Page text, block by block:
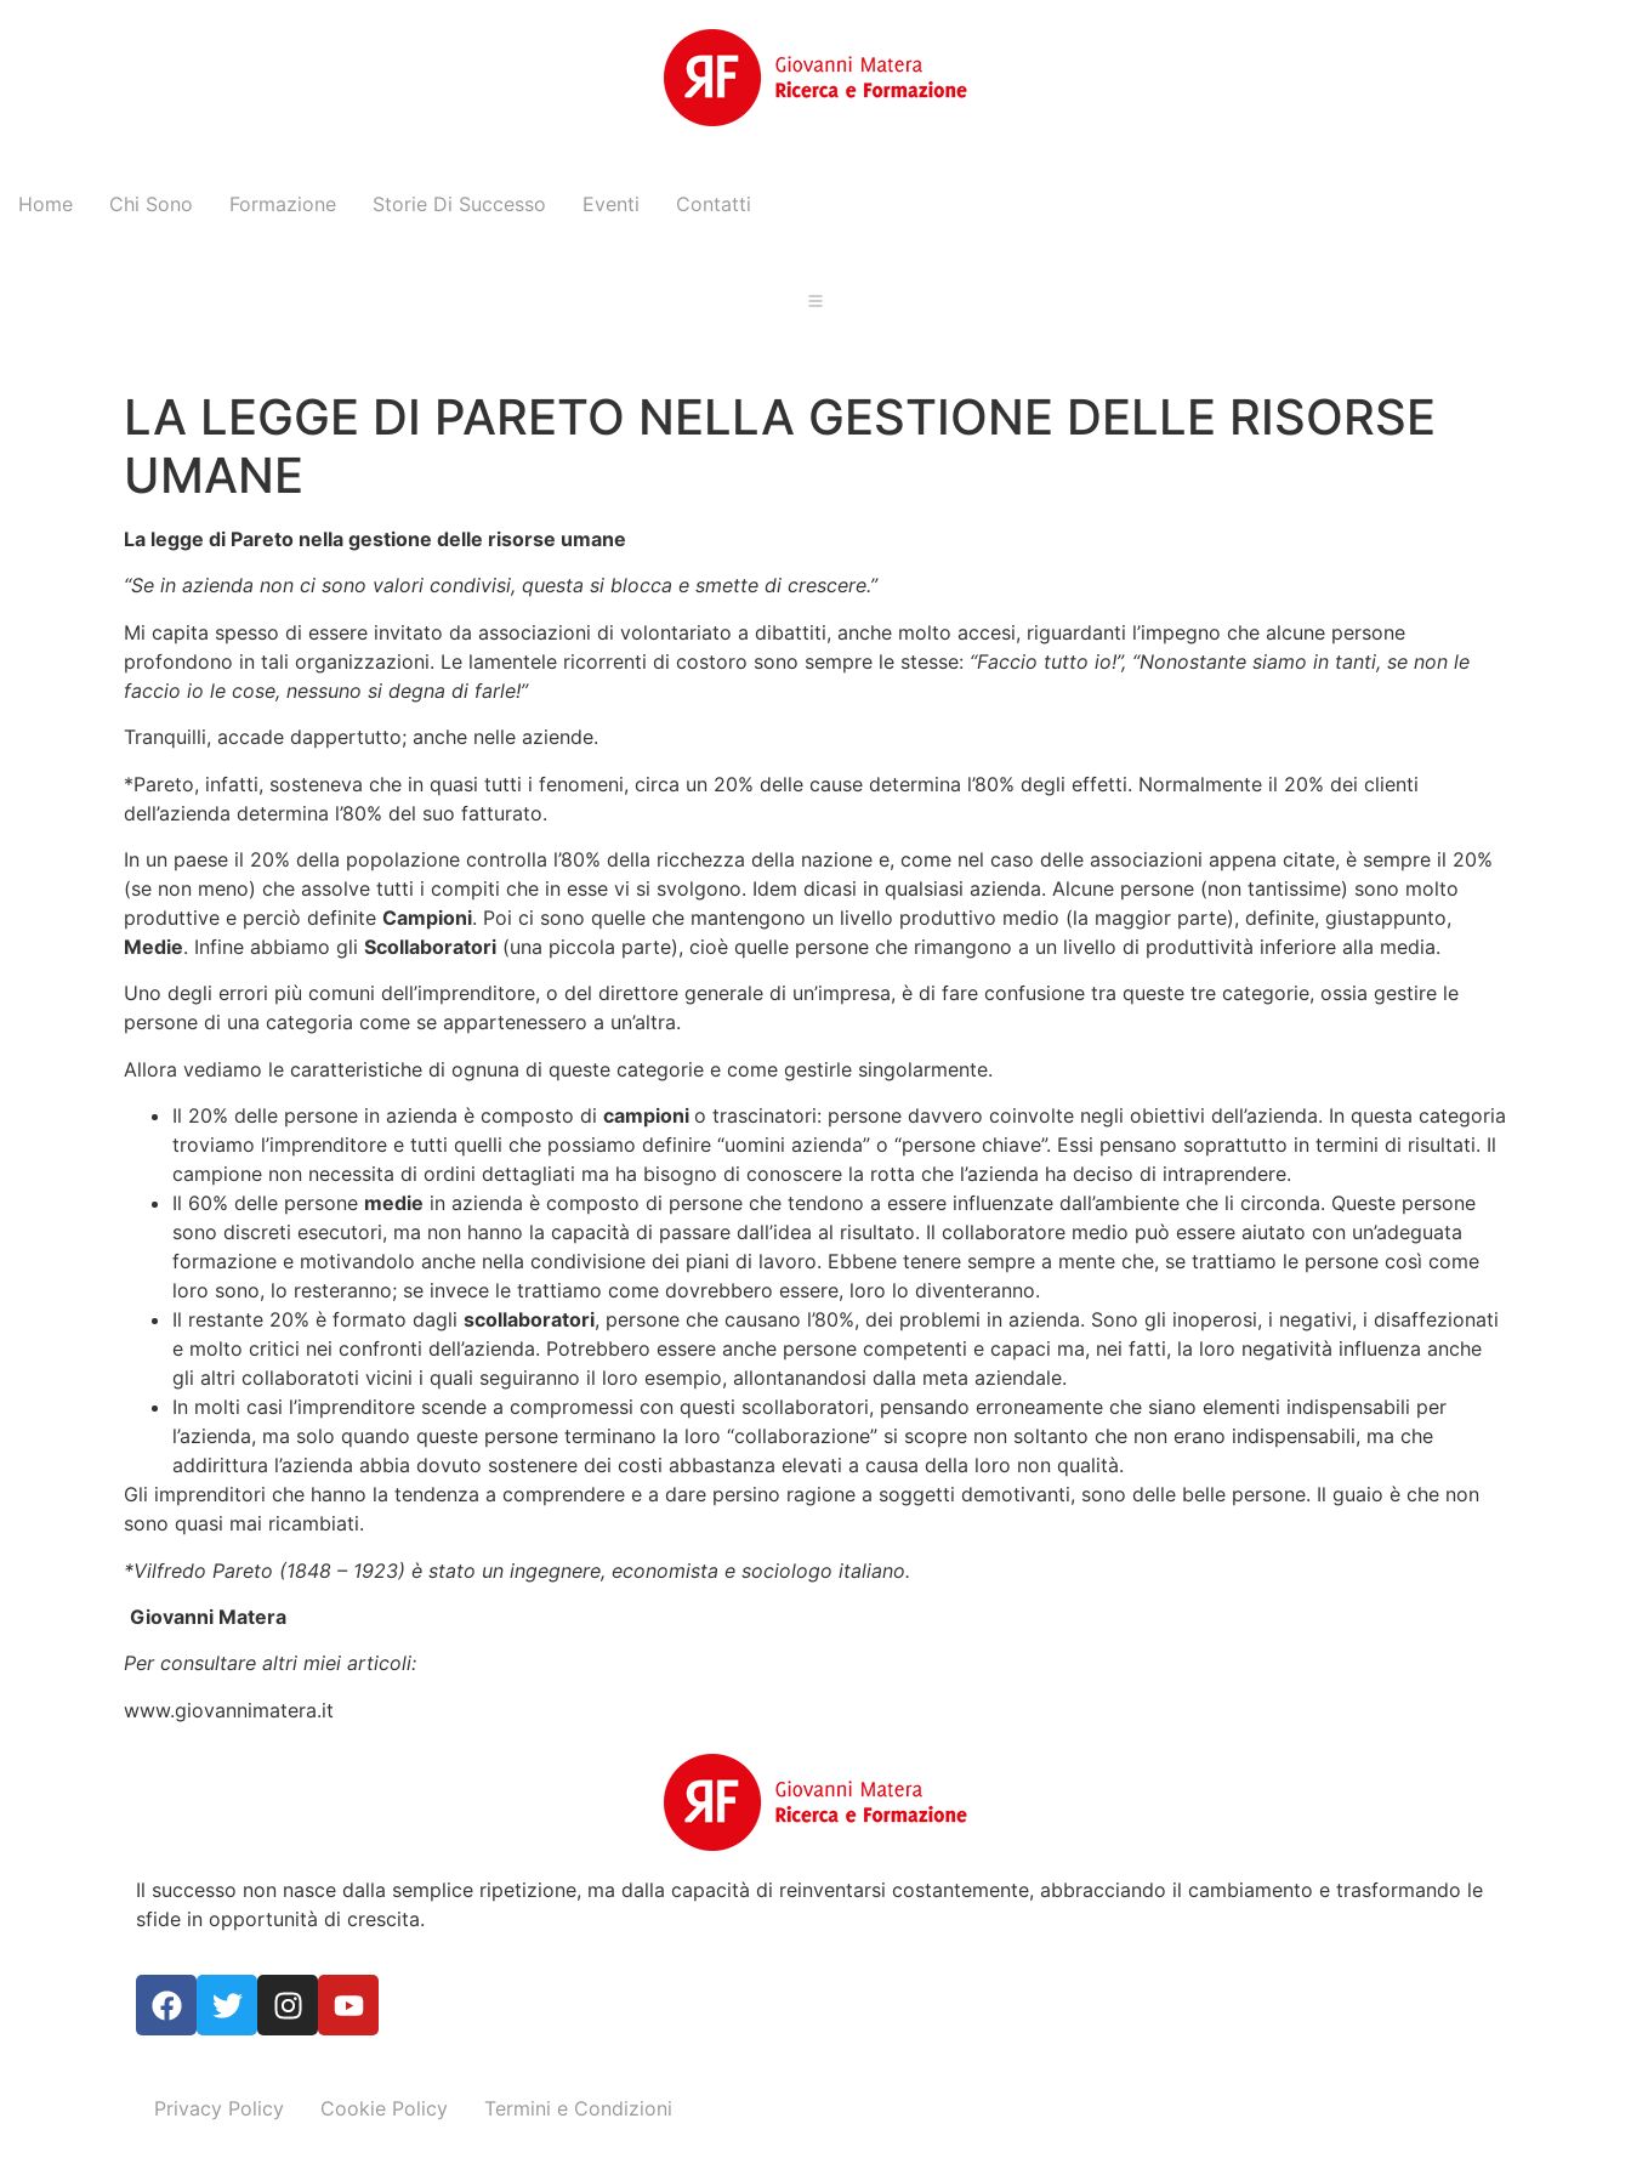
Home Chi Sono Formazione Storie Di Successo Eventi Contatti
LA LEGGE DI PARETO NELLA GESTIONE DELLE RISORSE
UMANE
La legge di Pareto nella gestione delle risorse umane
“Se in azienda non ci sono valori condivisi, questa si blocca e smette di crescere.”
Mi capita spesso di essere invitato da associazioni di volontariato a dibattiti, anche molto accesi, riguardanti l’impegno che alcune persone
profondono in tali organizzazioni. Le lamentele ricorrenti di costoro sono sempre le stesse: “Faccio tutto io!”, “Nonostante siamo in tanti, se non le
faccio io le cose, nessuno si degna di farle!”
Tranquilli, accade dappertutto; anche nelle aziende.
*Pareto, infatti, sosteneva che in quasi tutti i fenomeni, circa un 20% delle cause determina l’80% degli effetti. Normalmente il 20% dei clienti
dell’azienda determina l’80% del suo fatturato.
In un paese il 20% della popolazione controlla l’80% della ricchezza della nazione e, come nel caso delle associazioni appena citate, è sempre il 20%
(se non meno) che assolve tutti i compiti che in esse vi si svolgono. Idem dicasi in qualsiasi azienda. Alcune persone (non tantissime) sono molto
produttive e perciò definite Campioni. Poi ci sono quelle che mantengono un livello produttivo medio (la maggior parte), definite, giustappunto,
Medie. Infine abbiamo gli Scollaboratori (una piccola parte), cioè quelle persone che rimangono a un livello di produttività inferiore alla media.
Uno degli errori più comuni dell’imprenditore, o del direttore generale di un’impresa, è di fare confusione tra queste tre categorie, ossia gestire le
persone di una categoria come se appartenessero a un’altra.
Allora vediamo le caratteristiche di ognuna di queste categorie e come gestirle singolarmente.
Il 20% delle persone in azienda è composto di campioni o trascinatori: persone davvero coinvolte negli obiettivi dell’azienda. In questa categoria
troviamo l’imprenditore e tutti quelli che possiamo definire “uomini azienda” o “persone chiave”. Essi pensano soprattutto in termini di risultati. Il
campione non necessita di ordini dettagliati ma ha bisogno di conoscere la rotta che l’azienda ha deciso di intraprendere.
Il 60% delle persone medie in azienda è composto di persone che tendono a essere influenzate dall’ambiente che li circonda. Queste persone
sono discreti esecutori, ma non hanno la capacità di passare dall’idea al risultato. Il collaboratore medio può essere aiutato con un’adeguata
formazione e motivandolo anche nella condivisione dei piani di lavoro. Ebbene tenere sempre a mente che, se trattiamo le persone così come
loro sono, lo resteranno; se invece le trattiamo come dovrebbero essere, loro lo diventeranno.
Il restante 20% è formato dagli scollaboratori, persone che causano l’80%, dei problemi in azienda. Sono gli inoperosi, i negativi, i disaffezionati
e molto critici nei confronti dell’azienda. Potrebbero essere anche persone competenti e capaci ma, nei fatti, la loro negatività influenza anche
gli altri collaboratoti vicini i quali seguiranno il loro esempio, allontanandosi dalla meta aziendale.
In molti casi l’imprenditore scende a compromessi con questi scollaboratori, pensando erroneamente che siano elementi indispensabili per
l’azienda, ma solo quando queste persone terminano la loro “collaborazione” si scopre non soltanto che non erano indispensabili, ma che
addirittura l’azienda abbia dovuto sostenere dei costi abbastanza elevati a causa della loro non qualità.
Gli imprenditori che hanno la tendenza a comprendere e a dare persino ragione a soggetti demotivanti, sono delle belle persone. Il guaio è che non
sono quasi mai ricambiati.
*Vilfredo Pareto (1848 – 1923) è stato un ingegnere, economista e sociologo italiano.
Giovanni Matera
Per consultare altri miei articoli:
www.giovannimatera.it
Il successo non nasce dalla semplice ripetizione, ma dalla capacità di reinventarsi costantemente, abbracciando il cambiamento e trasformando le
sfide in opportunità di crescita.
Privacy Policy Cookie Policy Termini e Condizioni